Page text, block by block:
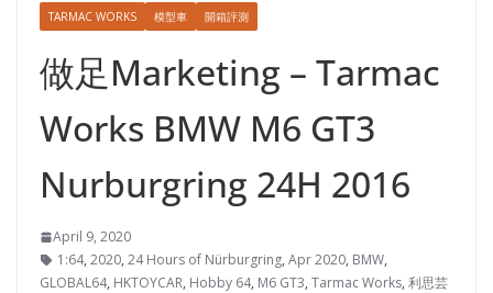
TARMAC WORKS 模型車 開箱評測
做足Marketing – Tarmac
Works BMW M6 GT3
Nurburgring 24H 2016
April 9, 2020
1:64, 2020, 24 Hours of Nürburgring, Apr 2020, BMW,
GLOBAL64, HKTOYCAR, Hobby 64, M6 GT3, Tarmac Works, 利思芸